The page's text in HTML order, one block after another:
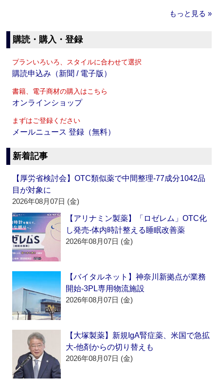
もっと見る »
購読・購入・登録
プランいろいろ、スタイルに合わせて選択
購読申込み（新聞 / 電子版）
書籍、電子商材の購入はこちら
オンラインショップ
まずはご登録ください
メールニュース 登録（無料）
新着記事
【厚労省検討会】OTC類似薬で中間整理‐77成分1042品
目が対象に
2026年08月07日 (金)
【アリナミン製薬】「ロゼレム」OTC化
し発売‐体内時計整える睡眠改善薬
2026年08月07日 (金)
【バイタルネット】神奈川新拠点が業務
開始‐3PL専用物流施設
2026年08月07日 (金)
【大塚製薬】新規IgA腎症薬、米国で急拡
大‐他剤からの切り替えも
2026年08月07日 (金)